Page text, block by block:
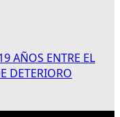
AÑOS ENTRE EL
DETERIORO